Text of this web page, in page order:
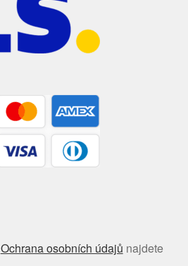
Ochrana osobních údajů najdete